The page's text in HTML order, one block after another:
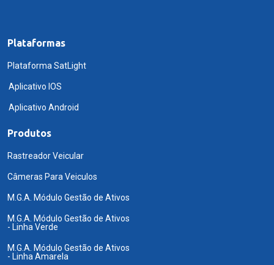
Plataformas
Plataforma SatLight
Aplicativo IOS
Aplicativo Android
Produtos
Rastreador Veicular
Câmeras Para Veiculos
M.G.A. Módulo Gestão de Ativos
M.G.A. Módulo Gestão de Ativos
- Linha Verde
M.G.A. Módulo Gestão de Ativos
- Linha Amarela